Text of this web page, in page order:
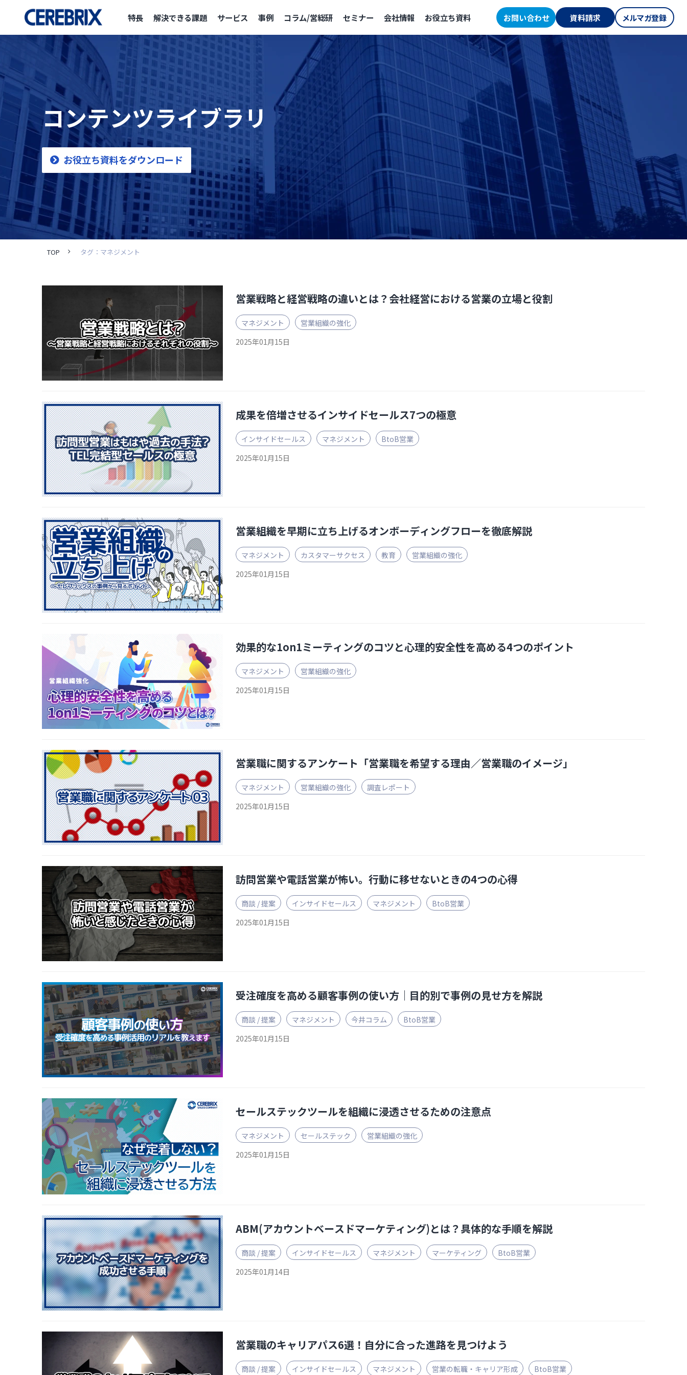
特長 解決できる課題 サービス 事例 コラム/営総研 セミナー 会社情報 お役立ち資料 お問い合わせ 資料請求 メルマガ登録
コンテンツライブラリ
お役立ち資料をダウンロード
TOP タグ：マネジメント
営業戦略と経営戦略の違いとは？会社経営における営業の立場と役割
マネジメント
営業組織の強化
2025年01月15日
成果を倍増させるインサイドセールス7つの極意
インサイドセールス マネジメント
BtoB営業
2025年01月15日
営業組織を早期に立ち上げるオンボーディングフローを徹底解説
マネジメント カスタマーサクセス 教育
営業組織の強化
2025年01月15日
効果的な1on1ミーティングのコツと心理的安全性を高める4つのポイント
マネジメント
営業組織の強化
2025年01月15日
営業職に関するアンケート「営業職を希望する理由／営業職のイメージ」
マネジメント 営業組織の強化
調査レポート
2025年01月15日
訪問営業や電話営業が怖い。行動に移せないときの4つの心得
商談 / 提案 インサイドセールス マネジメント
BtoB営業
2025年01月15日
受注確度を高める顧客事例の使い方｜目的別で事例の見せ方を解説
商談 / 提案 マネジメント 今井コラム
BtoB営業
2025年01月15日
セールステックツールを組織に浸透させるための注意点
マネジメント セールステック
営業組織の強化
2025年01月15日
ABM(アカウントベースドマーケティング)とは？具体的な手順を解説
商談 / 提案 インサイドセールス マネジメント マーケティング
BtoB営業
2025年01月14日
営業職のキャリアパス6選！自分に合った進路を見つけよう
商談 / 提案 インサイドセールス マネジメント 営業の転職・キャリア形成 BtoB営業